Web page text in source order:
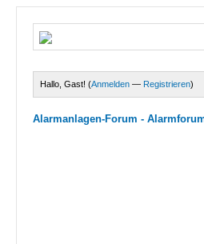
Hallo, Gast! (Anmelden — Registrieren)
Alarmanlagen-Forum -